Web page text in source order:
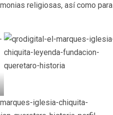
religiosas, así como para